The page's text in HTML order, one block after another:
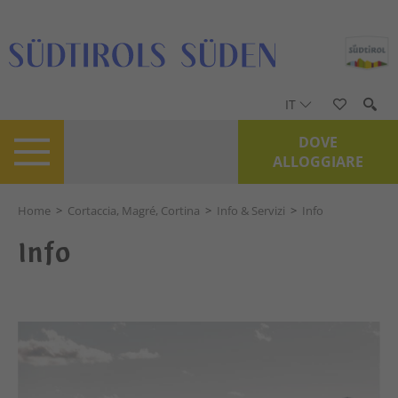
IT
DOVE
ALLOGGIARE
Home > Cortaccia, Magré, Cortina > Info & Servizi > Info
Info